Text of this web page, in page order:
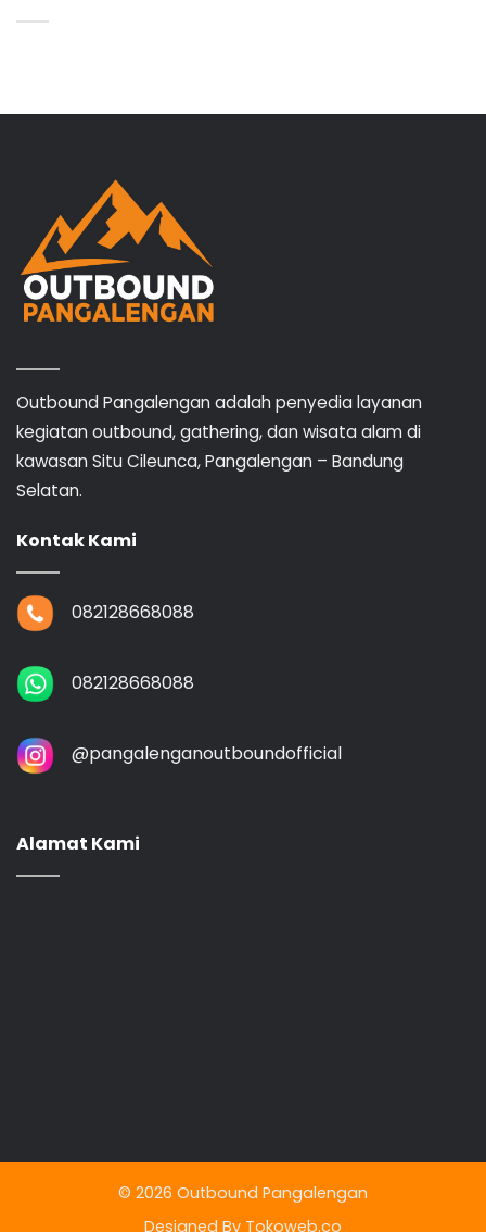
Outbound Pangalengan adalah penyedia layanan
kegiatan outbound, gathering, dan wisata alam di
kawasan Situ Cileunca, Pangalengan – Bandung
Selatan.
Kontak Kami
082128668088
082128668088
@‌pangalenganoutboundofficial
Alamat Kami
© 2026 Outbound Pangalengan
Designed By Tokoweb.co